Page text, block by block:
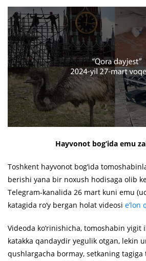
Hayvonot bog‘ida emu
Toshkent hayvonot bog‘ida
berishi yana bir noxush hodisaga olib
Telegram-kanalida 26 mart kuni emu
katagida ro‘y bergan holat videosi e’lon
Videoda ko‘rinishicha, tomoshabin yigit
katakka qandaydir yegulik otgan, lekin
qushlargacha bormay, setkaning